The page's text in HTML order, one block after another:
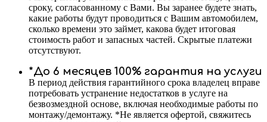
сроку, согласованному с Вами. Вы заранее будете знать,
какие работы будут проводиться с Вашим автомобилем,
сколько времени это займет, какова будет итоговая
стоимость работ и запасных частей. Скрытые платежи
отсутствуют.
*До 6 месяцев 100% гарантия на услуги
В период действия гарантийного срока владелец вправе
потребовать устранение недостатков в услуге на
безвозмездной основе, включая необходимые работы по
монтажу/демонтажу. *Не является офертой, свяжитесь